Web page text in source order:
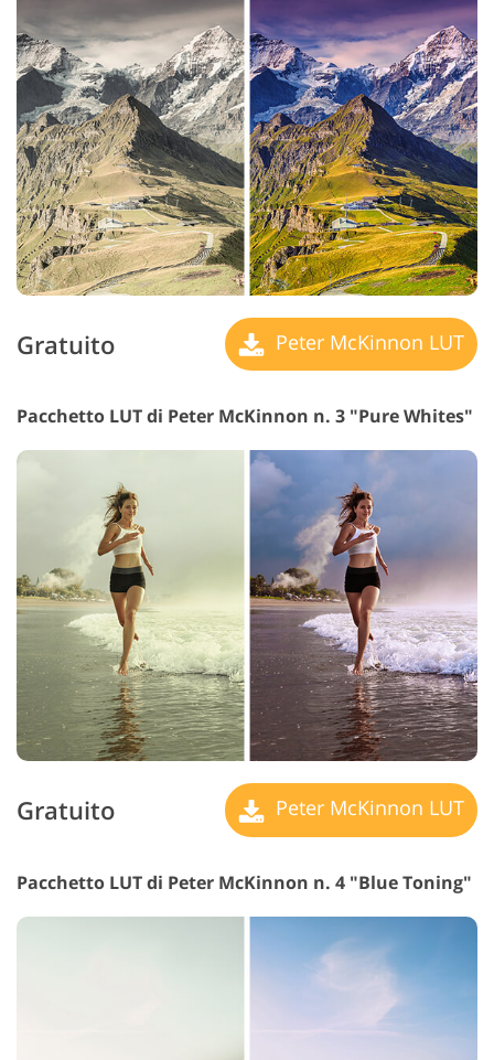
Gratuito Peter McKinnon LUT
Pacchetto LUT di Peter McKinnon n. 3 "Pure Whites"
Gratuito Peter McKinnon LUT
Pacchetto LUT di Peter McKinnon n. 4 "Blue Toning"